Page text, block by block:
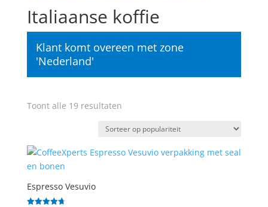
Italiaanse koffie
Klant komt overeen met zone
'Nederland'
Toont alle 19 resultatenGesorteerd
populariteit
Espresso Vesuvio